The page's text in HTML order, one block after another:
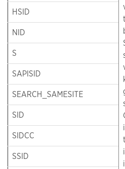
HSID
NID
S
SAPISID
SEARCH_SAMESITE
SID
SIDCC
SSID